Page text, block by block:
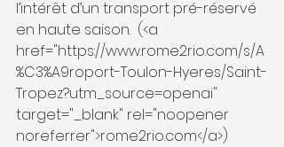
l’intérêt d’un transport pré-réservé
en haute saison. (<a
href="https://www.rome2rio.com/s/A
%C3%A9roport-Toulon-Hyeres/Saint-
Tropez?utm_source=openai"
target="_blank" rel="noopener
noreferrer">rome2rio.com</a>)